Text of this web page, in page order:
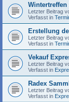
Wintertreffen
Letzter Beitrag
Verfasst in
Erstellung
Letzter Beitrag
Verfasst in
Vekauf
Letzter Beitrag
Verfasst in
Radex
Letzter Beitrag
Verfasst in